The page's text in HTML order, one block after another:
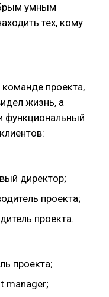
умным
тех, кому
проекта,
жизнь, а
функциональный
директор;
проекта;
проекта.
проекта;
manager;